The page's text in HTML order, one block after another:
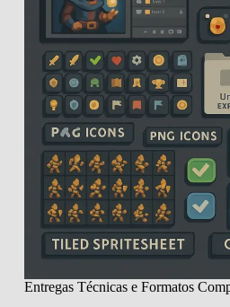
Entregas Técnicas e Formatos